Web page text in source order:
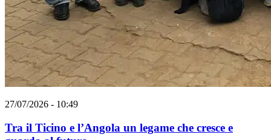
27/07/2026 - 10:49
Tra il Ticino e l’Angola un legame che cresce e